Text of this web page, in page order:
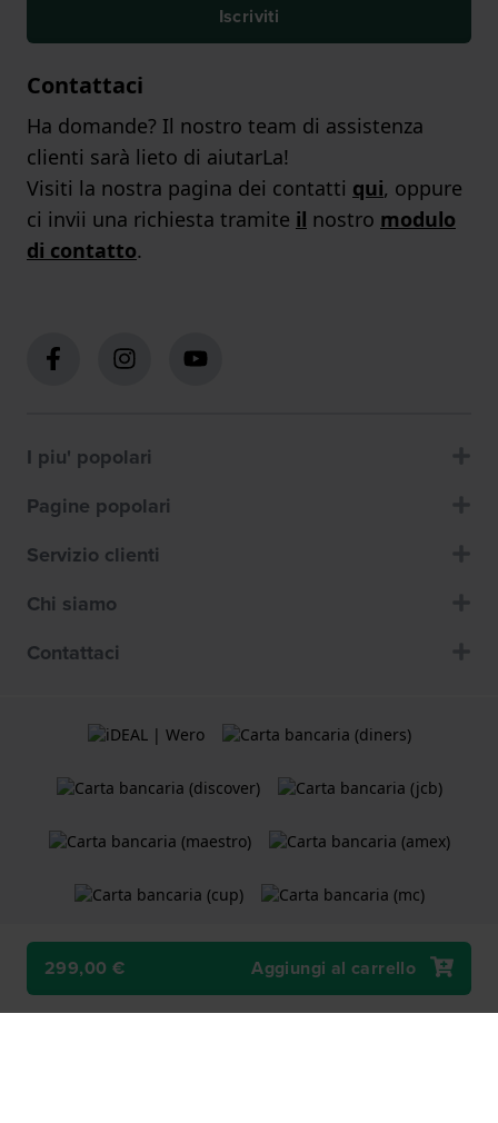
299,00 € Aggiungi al carrello
Iscriviti
Contattaci
Ha domande? Il nostro team di assistenza
clienti sarà lieto di aiutarLa!
Visiti la nostra pagina dei contatti qui, oppure
ci invii una richiesta tramite il nostro modulo
di contatto.
I piu' popolari
Pagine popolari
Servizio clienti
Chi siamo
Contattaci